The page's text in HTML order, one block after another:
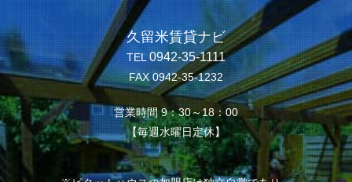
久留米賃貸ナビ
TEL0942-35-1111
FAX 0942-35-1232
営業時間 9：30～18：00
【毎週水曜日定休】